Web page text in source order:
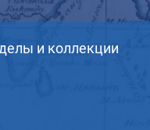
и коллекции